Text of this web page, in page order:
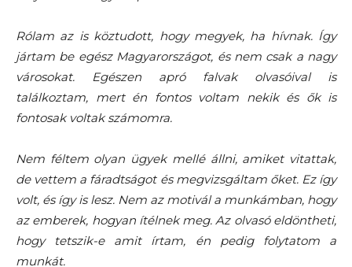
Rólam az is köztudott, hogy megyek, ha hívnak. Így
jártam be egész Magyarországot, és nem csak a nagy
városokat. Egészen apró falvak olvasóival is
találkoztam, mert én fontos voltam nekik és ők is
fontosak voltak számomra.
Nem féltem olyan ügyek mellé állni, amiket vitattak,
de vettem a fáradtságot és megvizsgáltam őket. Ez így
volt, és így is lesz. Nem az motivál a munkámban, hogy
az emberek, hogyan ítélnek meg. Az olvasó eldöntheti,
hogy tetszik-e amit írtam, én pedig folytatom a
munkát.